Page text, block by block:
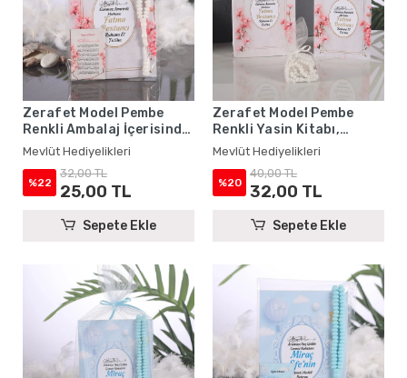
Zerafet Model Pembe
Renkli Ambalaj İçerisinde
Yasin Kitabı, Magnet ve
Tesbih - Mevlüt
Hediyelikleri
Mevlüt Hediyelikleri
%22
32,00 TL
25,00 TL
Sepete Ekle
Zerafet Model Pembe
Renkli Yasin Kitabı,
Karton Çanta ve Tesbih -
Mevlüt Hediyelikleri
Mevlüt Hediyelikleri
%20
40,00 TL
32,00 TL
Sepete Ekle